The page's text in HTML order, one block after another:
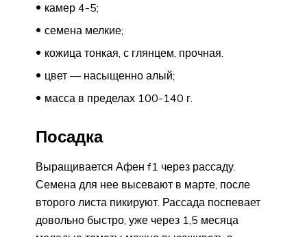
камер 4-5;
семена мелкие;
кожица тонкая, с глянцем, прочная.
цвет — насыщенно алый;
масса в пределах 100-140 г.
Посадка
Выращивается Афен f1 через рассаду.
Семена для нее высевают в марте, после
второго листа пикируют. Рассада поспевает
довольно быстро, уже через 1,5 месяца